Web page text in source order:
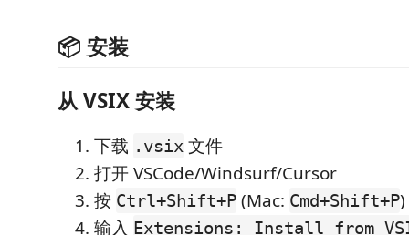
📦 安装
从 VSIX 安装
下载 .vsix 文件
打开 VSCode/Windsurf/Cursor
按 Ctrl+Shift+P (Mac: Cmd+Shift+P)
输入 Extensions: Install from